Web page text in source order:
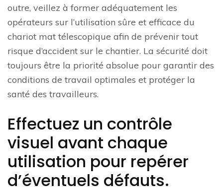
outre, veillez à former adéquatement les
opérateurs sur l’utilisation sûre et efficace du
chariot mat télescopique afin de prévenir tout
risque d’accident sur le chantier. La sécurité doit
toujours être la priorité absolue pour garantir des
conditions de travail optimales et protéger la
santé des travailleurs.
Effectuez un contrôle
visuel avant chaque
utilisation pour repérer
d’éventuels défauts.